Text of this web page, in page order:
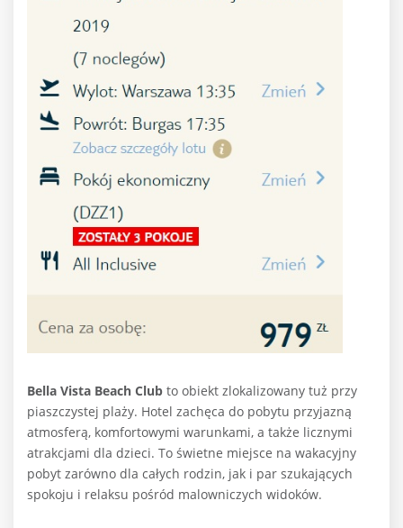
Bella Vista Beach Club to obiekt zlokalizowany tuż przy
piaszczystej plaży. Hotel zachęca do pobytu przyjazną
atmosferą, komfortowymi warunkami, a także licznymi
atrakcjami dla dzieci. To świetne miejsce na wakacyjny
pobyt zarówno dla całych rodzin, jak i par szukających
spokoju i relaksu pośród malowniczych widoków.